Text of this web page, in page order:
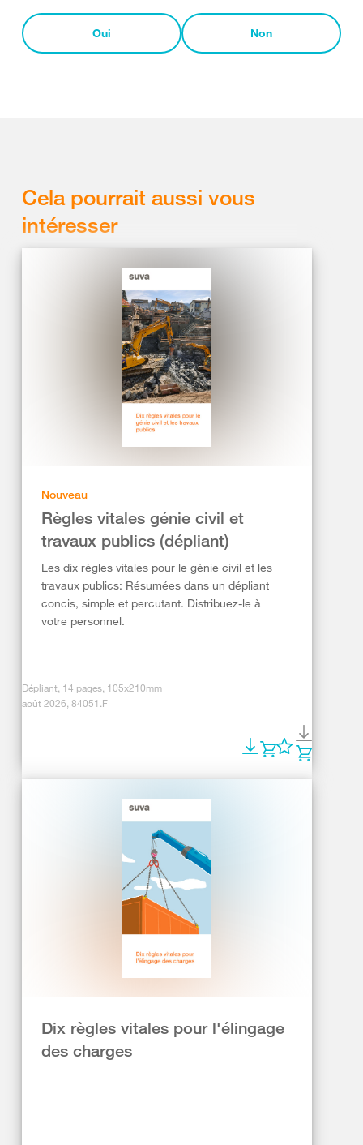
Oui Non
Cela pourrait aussi vous
intéresser
Nouveau
Règles vitales génie civil et
travaux publics (dépliant)
Les dix règles vitales pour le génie civil et les
travaux publics: Résumées dans un dépliant
concis, simple et percutant. Distribuez-le à
votre personnel.
Dépliant, 14 pages, 105x210mm
août 2026, 84051.F
Dix règles vitales pour l'élingage
des charges